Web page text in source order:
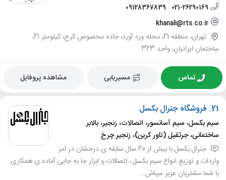
021-26290169
09128367839
khanali@rts.co.ir
تهران، منطقه 21، محله ورد آورد، جاده مخصوص کرج، کیلومتر 21،
ساختمان ایرانیان، واحد 323
تماس مسیریابی مشاهده پروفایل
21. فروشگاه جنرال بکسل
سیم بکسل، سیم آسانسور، اتصالات، زنجیر، بالابر
ساختمانی، جرثقیل (تاور کرین)، زنجیر چرخ
جنرال بکسل با بیش از 20 سال سابقه ی درخشان در امر
واردات و توزیع انواع سیم بکسل ، اتصالات و ابزار جا به جایی آماده ی همکاری
با شما مشتریان عزیز میباش...